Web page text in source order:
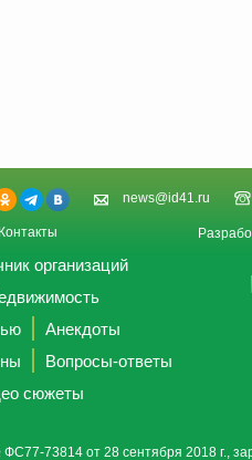
news@id41.ru
Контакты
организаций
Анекдоты
Вопросы-ответы
сюжеты
73814 от 28 сентября 2018 г.,